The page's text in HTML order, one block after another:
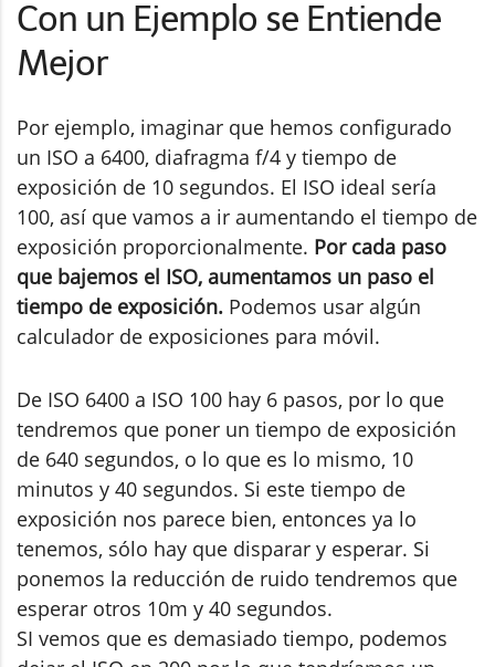
Con un Ejemplo se Entiende
Mejor
Por ejemplo, imaginar que hemos configurado
un ISO a 6400, diafragma f/4 y tiempo de
exposición de 10 segundos. El ISO ideal sería
100, así que vamos a ir aumentando el tiempo de
exposición proporcionalmente. Por cada paso
que bajemos el ISO, aumentamos un paso el
tiempo de exposición. Podemos usar algún
calculador de exposiciones para móvil.
De ISO 6400 a ISO 100 hay 6 pasos, por lo que
tendremos que poner un tiempo de exposición
de 640 segundos, o lo que es lo mismo, 10
minutos y 40 segundos. Si este tiempo de
exposición nos parece bien, entonces ya lo
tenemos, sólo hay que disparar y esperar. Si
ponemos la reducción de ruido tendremos que
esperar otros 10m y 40 segundos.
SI vemos que es demasiado tiempo, podemos